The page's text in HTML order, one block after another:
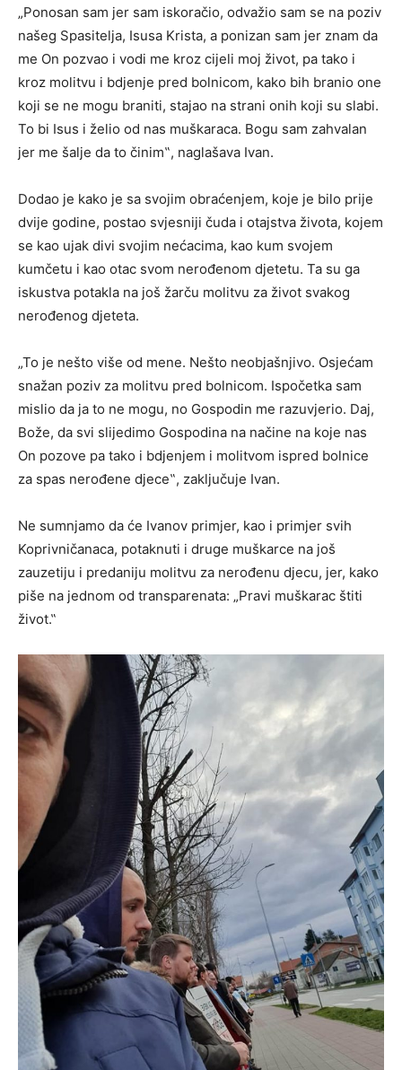
„Ponosan sam jer sam iskoračio, odvažio sam se na poziv
našeg Spasitelja, Isusa Krista, a ponizan sam jer znam da
me On pozvao i vodi me kroz cijeli moj život, pa tako i
kroz molitvu i bdjenje pred bolnicom, kako bih branio one
koji se ne mogu braniti, stajao na strani onih koji su slabi.
To bi Isus i želio od nas muškaraca. Bogu sam zahvalan
jer me šalje da to činim‟, naglašava Ivan.
Dodao je kako je sa svojim obraćenjem, koje je bilo prije
dvije godine, postao svjesniji čuda i otajstva života, kojem
se kao ujak divi svojim nećacima, kao kum svojem
kumčetu i kao otac svom nerođenom djetetu. Ta su ga
iskustva potakla na još žarču molitvu za život svakog
nerođenog djeteta.
„To je nešto više od mene. Nešto neobjašnjivo. Osjećam
snažan poziv za molitvu pred bolnicom. Ispočetka sam
mislio da ja to ne mogu, no Gospodin me razuvjerio. Daj,
Bože, da svi slijedimo Gospodina na načine na koje nas
On pozove pa tako i bdjenjem i molitvom ispred bolnice
za spas nerođene djece‟, zaključuje Ivan.
Ne sumnjamo da će Ivanov primjer, kao i primjer svih
Koprivničanaca, potaknuti i druge muškarce na još
zauzetiju i predaniju molitvu za nerođenu djecu, jer, kako
piše na jednom od transparenata: „Pravi muškarac štiti
život.‟